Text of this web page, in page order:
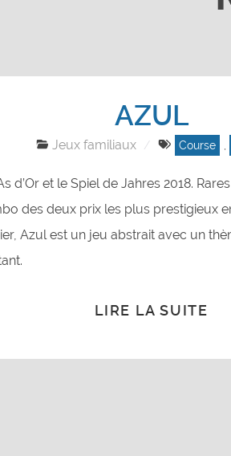
AZUL
Jeux familiaux Course
d’Or et le Spiel de Jahres 2018.
des deux prix les plus prestigieux
Azul est un jeu abstrait avec un
LIRE LA SUITE